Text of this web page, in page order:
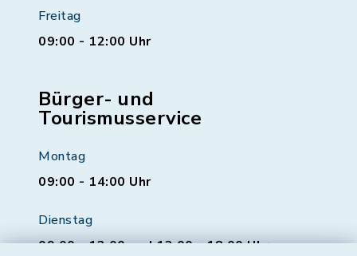
Freitag
09:00 - 12:00 Uhr
Bürger- und
Tourismusservice
Montag
09:00 - 14:00 Uhr
Dienstag
09:00 - 12:00 und 13:00 - 18:00 Uhr